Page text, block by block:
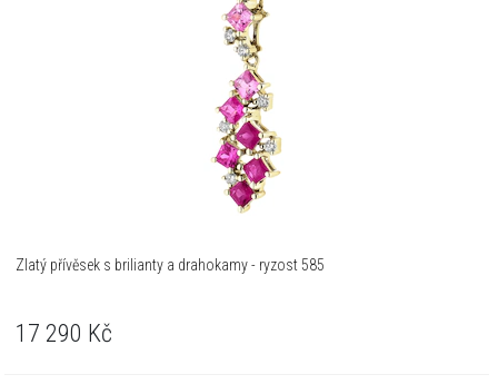
Zlatý přívěsek s brilianty a drahokamy - ryzost 585
17 290 Kč